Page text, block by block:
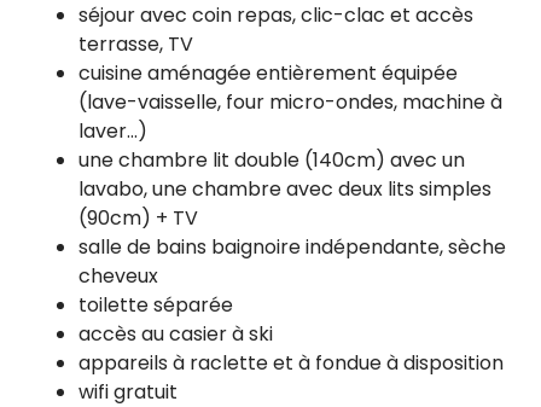
séjour avec coin repas, clic-clac et accès
terrasse, TV
cuisine aménagée entièrement équipée
(lave-vaisselle, four micro-ondes, machine à
laver…)
une chambre lit double (140cm) avec un
lavabo, une chambre avec deux lits simples
(90cm) + TV
salle de bains baignoire indépendante, sèche
cheveux
toilette séparée
accès au casier à ski
appareils à raclette et à fondue à disposition
wifi gratuit